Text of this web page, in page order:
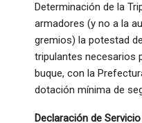
Determinación de la
armadores (y no a la
gremios) la potestad
tripulantes necesarios
buque, con la
dotación mínima de
Declaración de